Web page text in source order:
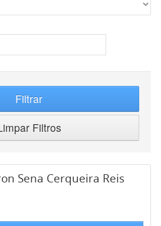
Filtrar
Filtros
Sena Cerqueira Reis